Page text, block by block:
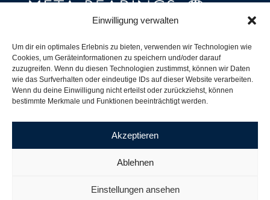
Einwilligung verwalten
Um dir ein optimales Erlebnis zu bieten, verwenden wir Technologien wie
Cookies, um Geräteinformationen zu speichern und/oder darauf
zuzugreifen. Wenn du diesen Technologien zustimmst, können wir Daten
wie das Surfverhalten oder eindeutige IDs auf dieser Website verarbeiten.
Wenn du deine Einwilligung nicht erteilst oder zurückziehst, können
bestimmte Merkmale und Funktionen beeinträchtigt werden.
Akzeptieren
Ablehnen
Einstellungen ansehen
SHOP
Produkte
Unsere Partner
Versand, Lieferung und Produktbestand
Nachsetzzeichen für Wälzlager